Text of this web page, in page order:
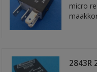
micro
2843R